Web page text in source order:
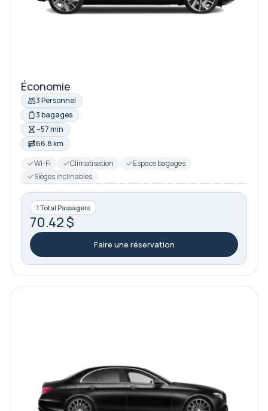
Économie
3 Personnel
3 bagages
~57 min
66.8 km
Wi-Fi
Climatisation
Espace bagages
Sièges inclinables
1 Total Passagers
70.42 $
Faire une réservation